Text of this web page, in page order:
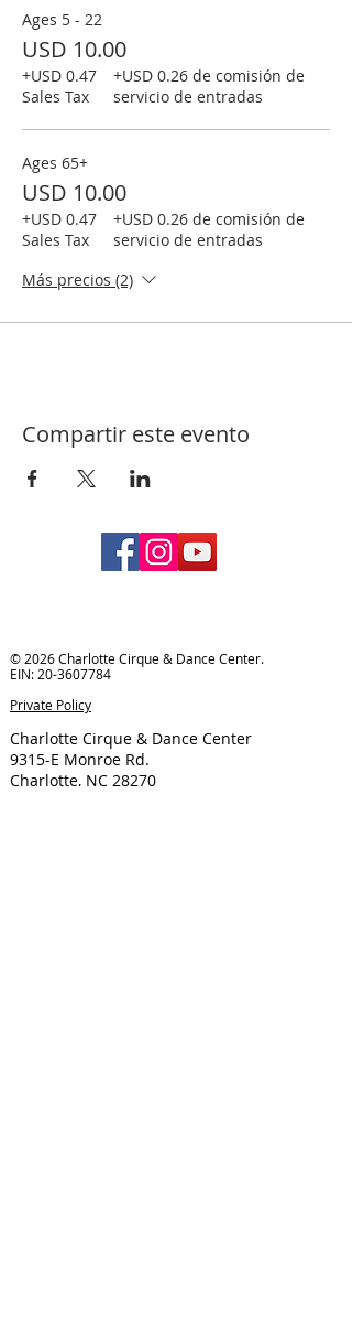
Ages 5 - 22
USD 10.00
+USD 0.47
Sales Tax
+USD 0.26 de comisión de
servicio de entradas
Ages 65+
USD 10.00
+USD 0.47
Sales Tax
+USD 0.26 de comisión de
servicio de entradas
Más precios (2)
Compartir este evento
© 2026 Charlotte Cirque & Dance Center.
EIN: 20-3607784
Private Policy
Charlotte Cirque & Dance Center
9315-E Monroe Rd.
Charlotte, NC 28270